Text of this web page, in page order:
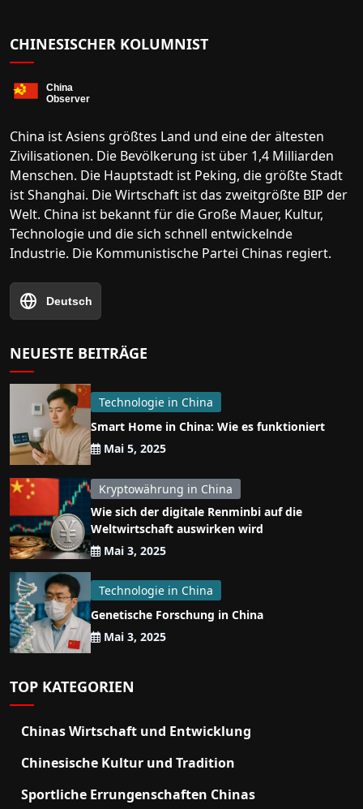
CHINESISCHER KOLUMNIST
China ist Asiens größtes Land und eine der ältesten
Zivilisationen. Die Bevölkerung ist über 1,4 Milliarden
Menschen. Die Hauptstadt ist Peking, die größte Stadt
ist Shanghai. Die Wirtschaft ist das zweitgrößte BIP der
Welt. China ist bekannt für die Große Mauer, Kultur,
Technologie und die sich schnell entwickelnde
Industrie. Die Kommunistische Partei Chinas regiert.
Deutsch
NEUESTE BEITRÄGE
Technologie in China
Smart Home in China: Wie es funktioniert
Mai 5, 2025
Kryptowährung in China
Wie sich der digitale Renminbi auf die
Weltwirtschaft auswirken wird
Mai 3, 2025
Technologie in China
Genetische Forschung in China
Mai 3, 2025
TOP KATEGORIEN
Chinas Wirtschaft und Entwicklung
Chinesische Kultur und Tradition
Sportliche Errungenschaften Chinas